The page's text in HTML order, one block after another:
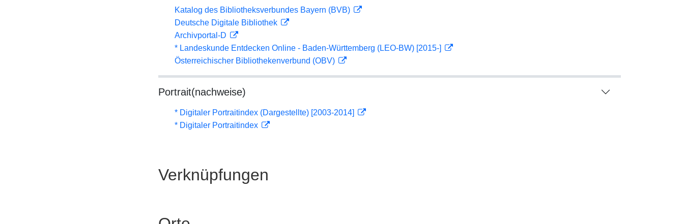
Katalog des Bibliotheksverbundes Bayern (BVB)
Deutsche Digitale Bibliothek
Archivportal-D
* Landeskunde Entdecken Online - Baden-Württemberg (LEO-BW) [2015-]
Österreichischer Bibliothekenverbund (OBV)
Portrait(nachweise)
* Digitaler Portraitindex (Dargestellte) [2003-2014]
* Digitaler Portraitindex
Verknüpfungen